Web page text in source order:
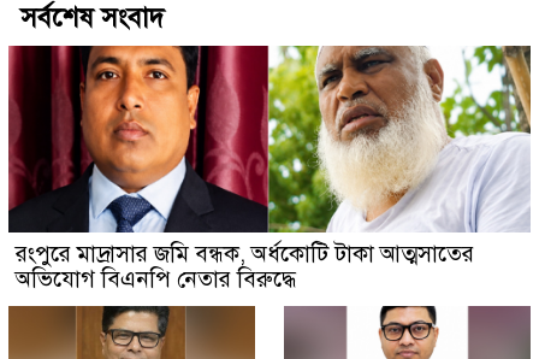
সর্বশেষ সংবাদ
রংপুরে মাদ্রাসার জমি বন্ধক, অর্ধকোটি টাকা আত্মসাতের
অভিযোগ বিএনপি নেতার বিরুদ্ধে